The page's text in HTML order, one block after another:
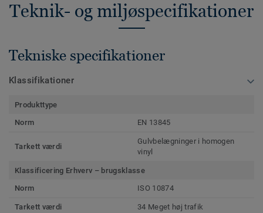
Teknik- og miljøspecifikationer
Tekniske specifikationer
Klassifikationer
Produkttype
Norm
EN 13845
Tarkett værdi
Gulvbelægninger i homogen
vinyl
Klassificering Erhverv – brugsklasse
Norm
ISO 10874
Tarkett værdi 34 Meget høj trafik